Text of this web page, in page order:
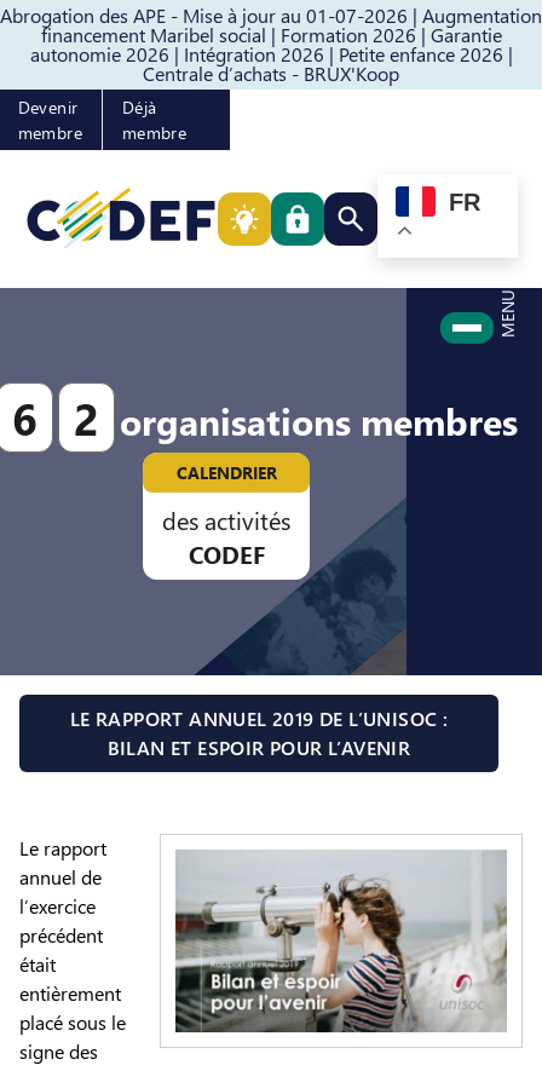
Abrogation des APE - Mise à jour au 01-07-2026 | Augmentation
financement Maribel social | Formation 2026 | Garantie
autonomie 2026 | Intégration 2026 | Petite enfance 2026 |
Centrale d’achats - BRUX'Koop
Passer au contenuPasser au pied de page
Devenir
membre
Déjà
membre
Rechercher quelque
FR
MENU
6 2 organisations membres
CALENDRIER
des activités
CODEF
LE RAPPORT ANNUEL 2019 DE L’UNISOC :
BILAN ET ESPOIR POUR L’AVENIR
Le rapport
annuel de
l’exercice
précédent
était
entièrement
placé sous le
signe des